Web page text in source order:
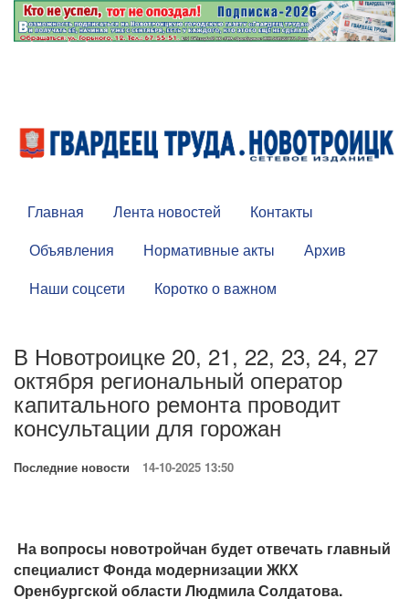
Главная Лента новостей
Контакты
Объявления
Нормативные акты
Архив
Наши соцсети
Коротко о важном
В Новотроицке 20, 21, 22, 23, 24, 27
октября региональный оператор
капитального ремонта проводит
консультации для горожан
Последние новости 14-10-2025 13:50
На вопросы новотройчан будет отвечать главный
специалист Фонда модернизации ЖКХ
Оренбургской области Людмила Солдатова.